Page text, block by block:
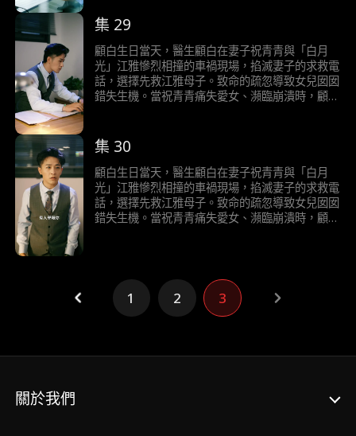
在葬禮上瘋狂鬧場。直到警方介入，冰冷檔案擊碎
顧白所有僥倖——他親手葬送了女兒性命，跪倒
塵埃，唯餘錐心刺骨的追悔。
集 29
顧白生日當天，醫生顧白在妻子祝青青與「白月
光」江雅慘烈相撞的車禍現場，掐滅妻子的求救電
話，選擇先救江雅母子。致命的疏忽導致女兒囡囡
錯失生機。當祝青青痛失愛女、瀕臨崩潰時，顧白
在葬禮上瘋狂鬧場。直到警方介入，冰冷檔案擊碎
顧白所有僥倖——他親手葬送了女兒性命，跪倒
塵埃，唯餘錐心刺骨的追悔。
集 30
顧白生日當天，醫生顧白在妻子祝青青與「白月
光」江雅慘烈相撞的車禍現場，掐滅妻子的求救電
話，選擇先救江雅母子。致命的疏忽導致女兒囡囡
錯失生機。當祝青青痛失愛女、瀕臨崩潰時，顧白
顧白所有僥倖——他親手葬送了女兒性命，跪倒
塵埃，唯餘錐心刺骨的追悔。
1 2 3
關於我們